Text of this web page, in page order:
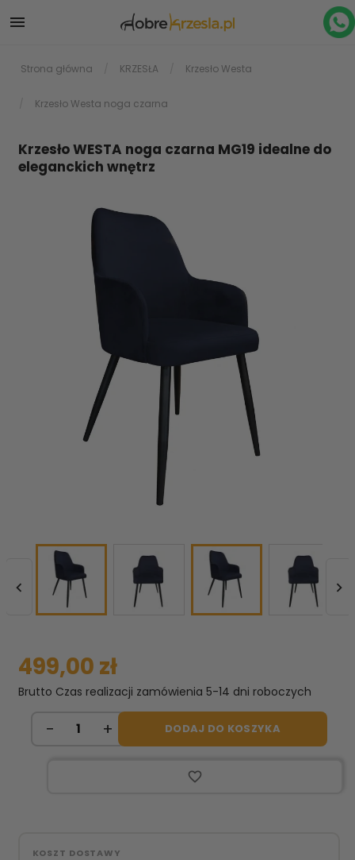

Strona główna KRZESŁA Krzesło Westa
Krzesło Westa noga czarna
Krzesło WESTA noga czarna MG19 idealne do
eleganckich wnętrz
 
499,00 zł
Brutto Czas realizacji zamówienia 5-14 dni roboczych
DODAJ DO KOSZYKA
favorite_border
KOSZT DOSTAWY